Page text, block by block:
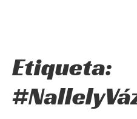
Etiqueta: